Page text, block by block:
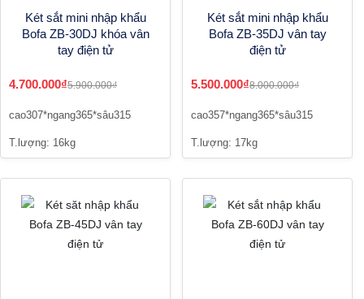
Két sắt mini nhập khẩu
Bofa ZB-30DJ khóa vân
tay điện tử
4.700.000₫5.900.000₫
cao307*ngang365*sâu315
T.lượng: 16kg
Két sắt mini nhập khẩu
Bofa ZB-35DJ vân tay
điện tử
5.500.000₫8.000.000₫
cao357*ngang365*sâu315
T.lượng: 17kg